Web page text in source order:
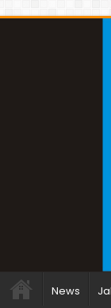
News